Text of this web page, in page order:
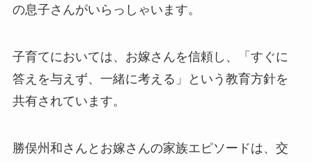
の息子さんがいらっしゃいます。
子育てにおいては、お嫁さんを信頼し、「すぐに
答えを与えず、一緒に考える」という教育方針を
共有されています。
勝俣州和さんとお嫁さんの家族エピソードは、交